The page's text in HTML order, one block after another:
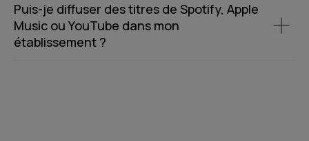
Puis-je diffuser des titres de Spotify, Apple
Music ou YouTube dans mon
établissement ?